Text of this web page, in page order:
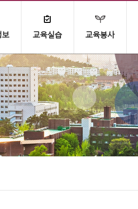
보 교육실습 교육봉사